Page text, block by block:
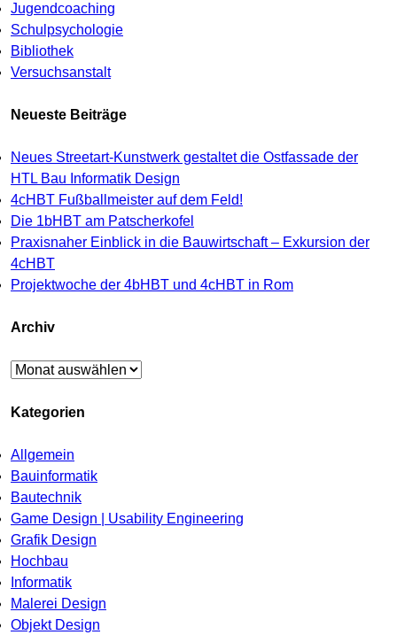
Jugendcoaching
Schulpsychologie
Bibliothek
Versuchsanstalt
Neueste Beiträge
Neues Streetart-Kunstwerk gestaltet die Ostfassade der
HTL Bau Informatik Design
4cHBT Fußballmeister auf dem Feld!
Die 1bHBT am Patscherkofel
Praxisnaher Einblick in die Bauwirtschaft – Exkursion der
4cHBT
Projektwoche der 4bHBT und 4cHBT in Rom
Archiv
Archiv
Kategorien
Allgemein
Bauinformatik
Bautechnik
Game Design | Usability Engineering
Grafik Design
Hochbau
Informatik
Malerei Design
Objekt Design